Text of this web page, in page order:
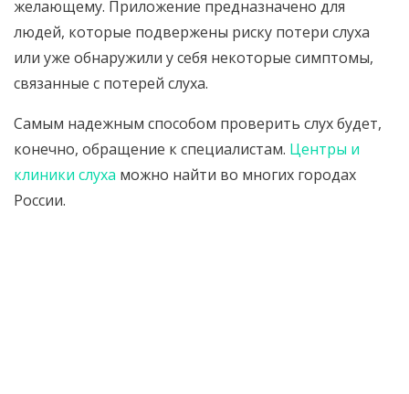
желающему. Приложение предназначено для
людей, которые подвержены риску потери слуха
или уже обнаружили у себя некоторые симптомы,
связанные с потерей слуха.
Самым надежным способом проверить слух будет,
конечно, обращение к специалистам. Центры и
клиники слуха можно найти во многих городах
России.